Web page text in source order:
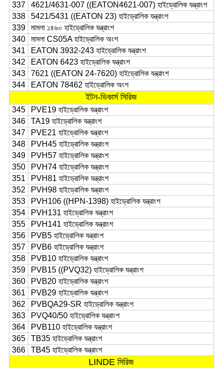
337
4621/4631-007 ((EATON4621-007) হাইড্রোলিক যন্ত্রাংশ
338
5421/5431 ((EATON 23) হাইড্রোলিক যন্ত্রাংশ
339
মামলা ১৪৬০ হাইড্রোলিক যন্ত্রাংশ
340
মামলা CS05A হাইড্রোলিক অংশ
341
EATON 3932-243 হাইড্রোলিক যন্ত্রাংশ
342
EATON 6423 হাইড্রোলিক যন্ত্রাংশ
343
7621 ((EATON 24-7620) হাইড্রোলিক যন্ত্রাংশ
344
EATON 78462 হাইড্রোলিক অংশ
ইটন-ভিকার্স সিরিজ
345
PVE19 হাইড্রোলিক যন্ত্রাংশ
346
TA19 হাইড্রোলিক যন্ত্রাংশ
347
PVE21 হাইড্রোলিক যন্ত্রাংশ
348
PVH45 হাইড্রোলিক যন্ত্রাংশ
349
PVH57 হাইড্রোলিক যন্ত্রাংশ
350
PVH74 হাইড্রোলিক যন্ত্রাংশ
351
PVH81 হাইড্রোলিক যন্ত্রাংশ
352
PVH98 হাইড্রোলিক যন্ত্রাংশ
353
PVH106 ((HPN-1398) হাইড্রোলিক যন্ত্রাংশ
354
PVH131 হাইড্রোলিক যন্ত্রাংশ
355
PVH141 হাইড্রোলিক যন্ত্রাংশ
356
PVB5 হাইড্রোলিক যন্ত্রাংশ
357
PVB6 হাইড্রোলিক যন্ত্রাংশ
358
PVB10 হাইড্রোলিক যন্ত্রাংশ
359
PVB15 ((PVQ32) হাইড্রোলিক যন্ত্রাংশ
360
PVB20 হাইড্রোলিক যন্ত্রাংশ
361
PVB29 হাইড্রোলিক যন্ত্রাংশ
362
PVBQA29-SR হাইড্রোলিক যন্ত্রাংশ
363
PVQ40/50 হাইড্রোলিক যন্ত্রাংশ
364
PVB110 হাইড্রোলিক যন্ত্রাংশ
365
TB35 হাইড্রোলিক যন্ত্রাংশ
366
TB45 হাইড্রোলিক যন্ত্রাংশ
LINDE সিরিজ